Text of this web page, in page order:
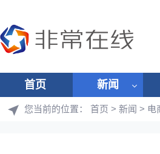
首页 新闻
您当前的位置： 首页 > 新闻 > 电